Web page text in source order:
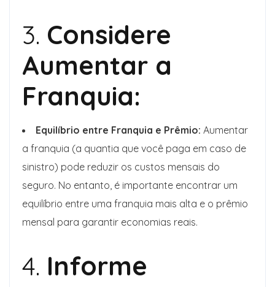
3. Considere
Aumentar a
Franquia:
Equilíbrio entre Franquia e Prêmio: Aumentar
a franquia (a quantia que você paga em caso de
sinistro) pode reduzir os custos mensais do
seguro. No entanto, é importante encontrar um
equilíbrio entre uma franquia mais alta e o prêmio
mensal para garantir economias reais.
4. Informe